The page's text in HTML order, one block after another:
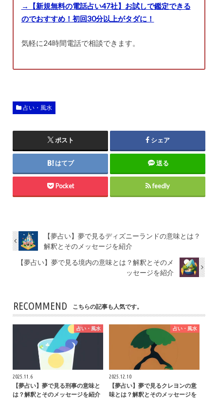
→【新規無料の電話占い47社】お試しで鑑定できる
のでおすすめ！初回30分以上がタダに！
気軽に24時間電話で相談できます。
占い・風水
ポスト シェア
はてブ 送る
Pocket feedly
【夢占い】夢で見るディズニーランドの意味とは？
解釈とそのメッセージを紹介
【夢占い】夢で見る境内の意味とは？解釈とそのメ
ッセージを紹介
RECOMMEND こちらの記事も人気です。
占い・風水
2025.11.6
【夢占い】夢で見る刑事の意味と
は？解釈とそのメッセージを紹介
占い・風水
2025.12.10
【夢占い】夢で見るクレヨンの意
味とは？解釈とそのメッセージを